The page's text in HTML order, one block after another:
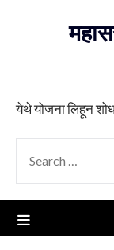
येथे योजना लिहून
FOR: